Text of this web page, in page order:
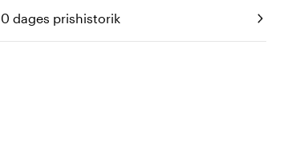
dages prishistorik